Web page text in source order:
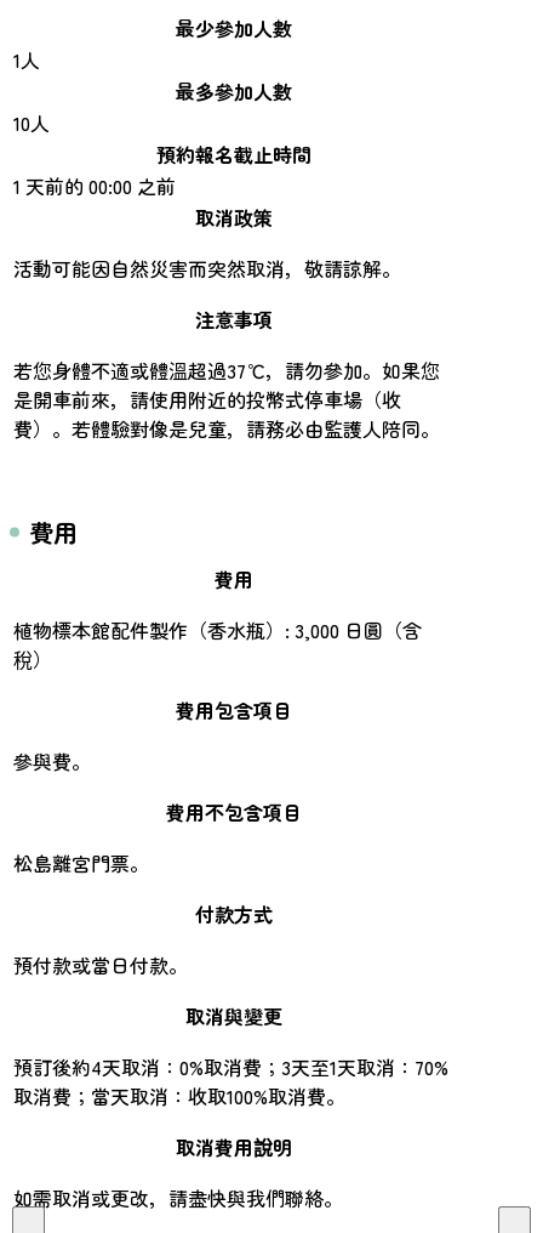
最少參加人數
1人
最多參加人數
10人
預約報名截止時間
1 天前的 00:00 之前
取消政策
活動可能因自然災害而突然取消，敬請諒解。
注意事項
若您身體不適或體溫超過37℃，請勿參加。如果您
是開車前來，請使用附近的投幣式停車場（收
費）。若體驗對像是兒童，請務必由監護人陪同。
費用
費用
植物標本館配件製作（香水瓶）: 3,000 日圓（含
稅）
費用包含項目
參與費。
費用不包含項目
松島離宮門票。
付款方式
預付款或當日付款。
取消與變更
預訂後約4天取消：0%取消費；3天至1天取消：70%
取消費；當天取消：收取100%取消費。
取消費用說明
如需取消或更改，請盡快與我們聯絡。